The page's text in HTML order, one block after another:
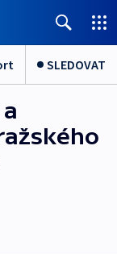
SLEDOVAT